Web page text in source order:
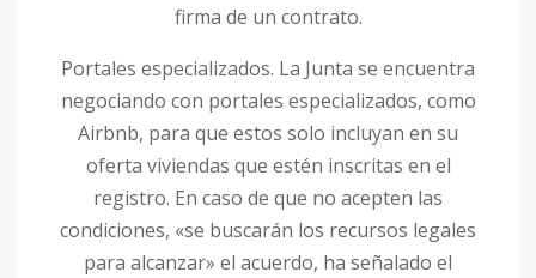
firma de un contrato.
Portales especializados. La Junta se encuentra
negociando con portales especializados, como
Airbnb, para que estos solo incluyan en su
oferta viviendas que estén inscritas en el
registro. En caso de que no acepten las
condiciones, «se buscarán los recursos legales
para alcanzar» el acuerdo, ha señalado el